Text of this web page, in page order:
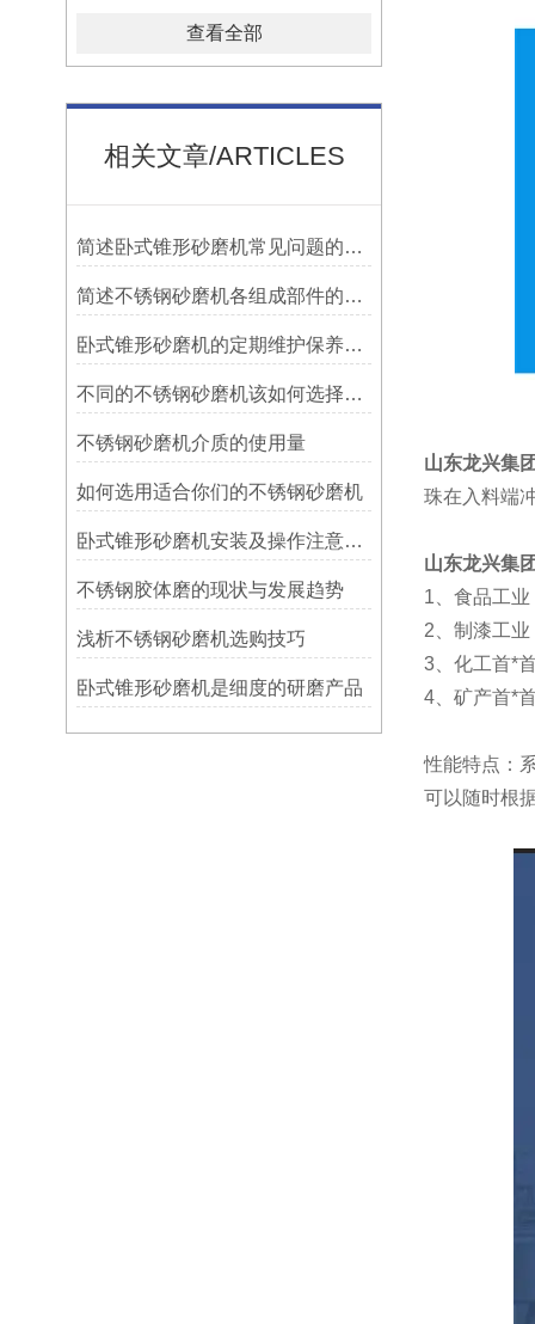
查看全部
相关文章/ARTICLES
简述卧式锥形砂磨机常见问题的科学应对方法
简述不锈钢砂磨机各组成部件的功能特点
卧式锥形砂磨机的定期维护保养方法分享
不同的不锈钢砂磨机该如何选择与之匹配的研磨珠？
不锈钢砂磨机介质的使用量
如何选用适合你们的不锈钢砂磨机
卧式锥形砂磨机安装及操作注意事项
不锈钢胶体磨的现状与发展趋势
浅析不锈钢砂磨机选购技巧
卧式锥形砂磨机是细度的研磨产品
山东龙兴集
珠在入料端
山东龙兴集
1、食品工
2、制漆工
3、化工首*
4、矿产首*
性能特点：
可以随时根